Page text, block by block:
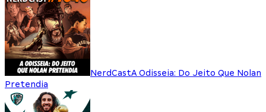
NerdCastA Odisseia: Do Jeito Que Nolan
Pretendia